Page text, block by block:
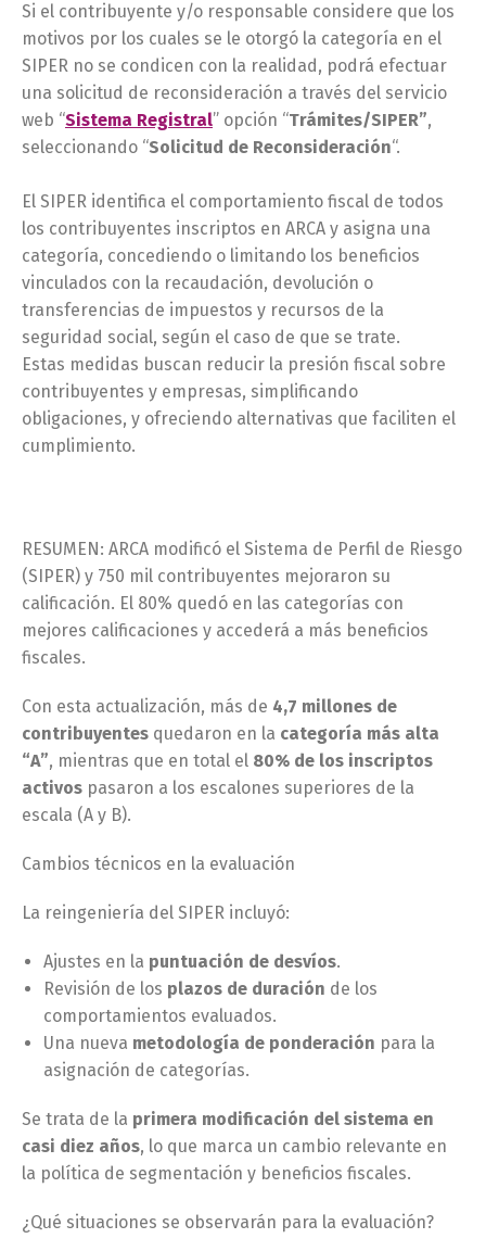
Si el contribuyente y/o responsable considere que los
motivos por los cuales se le otorgó la categoría en el
SIPER no se condicen con la realidad, podrá efectuar
una solicitud de reconsideración a través del servicio
web “Sistema Registral” opción “Trámites/SIPER”,
seleccionando “Solicitud de Reconsideración“.
El SIPER identifica el comportamiento fiscal de todos
los contribuyentes inscriptos en ARCA y asigna una
categoría, concediendo o limitando los beneficios
vinculados con la recaudación, devolución o
transferencias de impuestos y recursos de la
seguridad social, según el caso de que se trate.
Estas medidas buscan reducir la presión fiscal sobre
contribuyentes y empresas, simplificando
obligaciones, y ofreciendo alternativas que faciliten el
cumplimiento.
RESUMEN: ARCA modificó el Sistema de Perfil de Riesgo
(SIPER) y 750 mil contribuyentes mejoraron su
calificación. El 80% quedó en las categorías con
mejores calificaciones y accederá a más beneficios
fiscales.
Con esta actualización, más de 4,7 millones de
contribuyentes quedaron en la categoría más alta
“A”, mientras que en total el 80% de los inscriptos
activos pasaron a los escalones superiores de la
escala (A y B).
Cambios técnicos en la evaluación
La reingeniería del SIPER incluyó:
Ajustes en la puntuación de desvíos.
Revisión de los plazos de duración de los
comportamientos evaluados.
Una nueva metodología de ponderación para la
asignación de categorías.
Se trata de la primera modificación del sistema en
casi diez años, lo que marca un cambio relevante en
la política de segmentación y beneficios fiscales.
¿Qué situaciones se observarán para la evaluación?